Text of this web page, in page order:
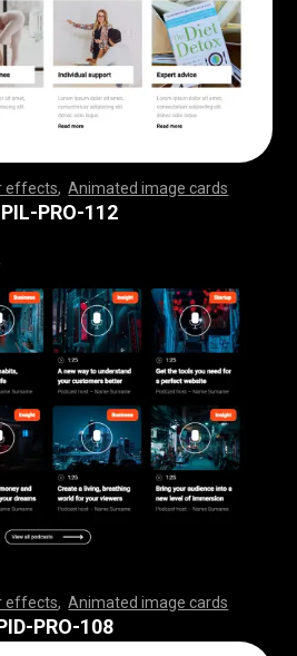
effects ,Animated image cards
,,,,,,,,, ,,,,,,,,,,,,,,,,,,,,,,,,,
,,,,,,,,, ,,,,,,,,,,,,,,,,,,,,,,,,,
,,,,,,,,, ,,,,,,,,,,,,,,,,,,,,,,,
PRO-112
effects ,Animated image cards
,,,,,,,,, ,,,,,,,,,,,,,,,,,,,,,,,,,
,,,,,,,,, ,,,,,,,,,,,,,,,,,,,,,,,,,
,,,,,,,,, ,,,,,,,,,,,,,,,,,,,,,,,
PRO-108